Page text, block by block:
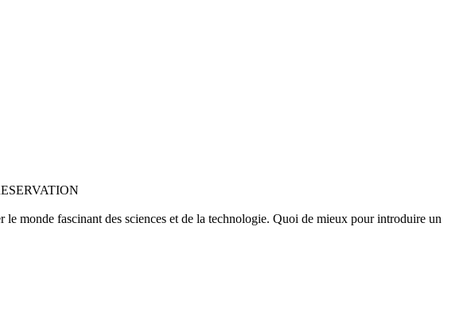
monde fascinant des sciences et de la technologie. Quoi de mieux pour introduire un